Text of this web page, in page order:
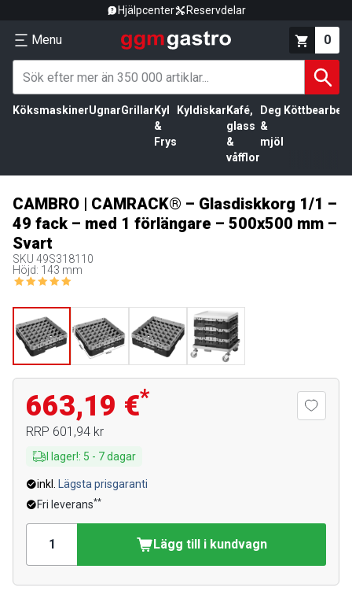
Hjälpcenter Reservdelar
Menu 0
KöksmaskinerUgnarGrillar Kyl
&
Frys
Kyldiskar Kafé,
glass
&
våfflor
Deg
&
mjöl
CAMBRO | CAMRACK® – Glasdiskkorg 1/1 –
49 fack – med 1 förlängare – 500x500 mm –
Svart
SKU 49S318110
Höjd: 143 mm
663,19 €*
RRP 601,94 kr
I lager!: 5 - 7dagar
inkl.
Lägsta prisgaranti
Fri leverans**
Lägg till i kundvagn